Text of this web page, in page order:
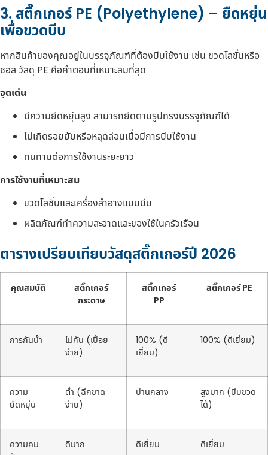
3. สติ๊กเกอร์ PE (Polyethylene) – ยืดหยุ่น
เพื่อขวดบีบ
หากสินค้าของคุณอยู่ในบรรจุภัณฑ์ที่ต้องบีบใช้งาน เช่น ขวดโลชั่นหรือ
ซอส วัสดุ PE คือคำตอบที่เหมาะสมที่สุด
จุดเด่น
มีความยืดหยุ่นสูง สามารถยืดตามรูปทรงบรรจุภัณฑ์ได้
ไม่เกิดรอยยับหรือหลุดล่อนเมื่อมีการบีบใช้งาน
ทนทานต่อการใช้งานระยะยาว
การใช้งานที่เหมาะสม
ขวดโลชั่นและเครื่องสำอางแบบบีบ
ผลิตภัณฑ์ทำความสะอาดและของใช้ในครัวเรือน
ตารางเปรียบเทียบวัสดุสติ๊กเกอร์ปี 2026
คุณสมบัติ
สติ๊กเกอร์
กระดาษ
สติ๊กเกอร์
PP
สติ๊กเกอร์ PE
การกันน้ำ
ไม่กัน (เปื่อย
ง่าย)
100% (ดี
เยี่ยม)
100% (ดีเยี่ยม)
ความ
ยืดหยุ่น
ต่ำ (ฉีกขาด
ง่าย)
ปานกลาง
สูงมาก (บีบขวด
ได้)
ความคม
ดีมาก ดีเยี่ยม ดีเยี่ยม